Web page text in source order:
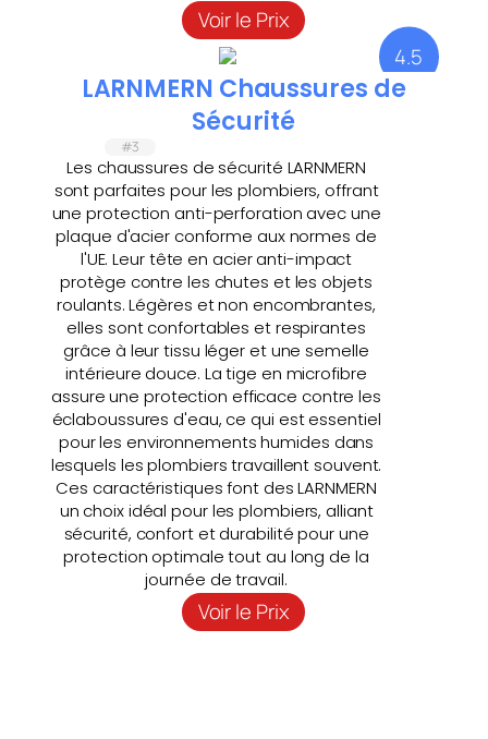
Voir le Prix
4.5
LARNMERN Chaussures de
Sécurité
#3
Les chaussures de sécurité LARNMERN
sont parfaites pour les plombiers, offrant
une protection anti-perforation avec une
plaque d'acier conforme aux normes de
l'UE. Leur tête en acier anti-impact
protège contre les chutes et les objets
roulants. Légères et non encombrantes,
elles sont confortables et respirantes
grâce à leur tissu léger et une semelle
intérieure douce. La tige en microfibre
assure une protection efficace contre les
éclaboussures d'eau, ce qui est essentiel
pour les environnements humides dans
lesquels les plombiers travaillent souvent.
Ces caractéristiques font des LARNMERN
un choix idéal pour les plombiers, alliant
sécurité, confort et durabilité pour une
protection optimale tout au long de la
journée de travail.
Voir le Prix